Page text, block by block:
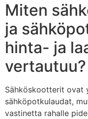
Miten
ja
hinta- ja
vertautuu?
Sähköskootterit ovat
sähköpotkulaudat,
vastinetta rahalle